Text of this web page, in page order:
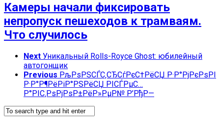
Камеры начали фиксировать
непропуск пешеходов к трамваям.
Что случилось
Next Уникальный Rolls-Royce Ghost: юбилейный
автогонщик
Previous РљРѕРЅСЃС‚СЂСѓРєС†РёСЏ Р·Р°РјРєРѕРІ
Р·Р°Р¶РёРіР°РЅРёСЏ РІСЃРµС…
Р°РІС‚РѕРјРѕР±РёР»РµР№ Р’РђР—